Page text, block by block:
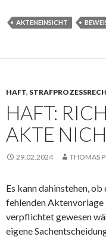
AKTENEINSICHT
HAFT,
HAFT:
AKTE
29.02.2024 THOMAS
Es kann dahinstehen,
fehlenden
verpflichtet gewesen
eigene